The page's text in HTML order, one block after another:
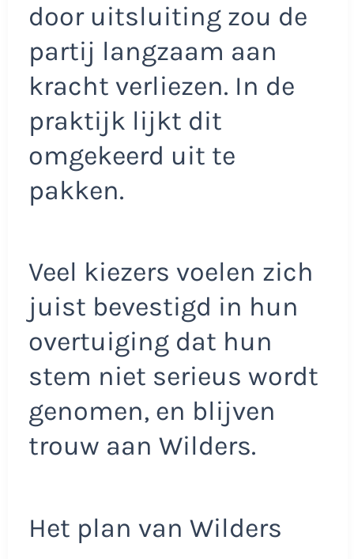
door uitsluiting zou de
partij langzaam aan
kracht verliezen. In de
praktijk lijkt dit
omgekeerd uit te
pakken.
Veel kiezers voelen zich
juist bevestigd in hun
overtuiging dat hun
stem niet serieus wordt
genomen, en blijven
trouw aan Wilders.
Het plan van Wilders